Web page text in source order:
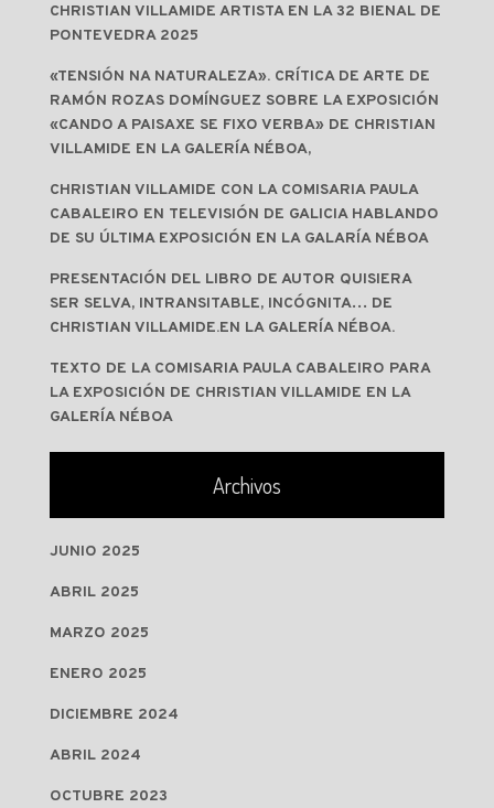
CHRISTIAN VILLAMIDE ARTISTA EN LA 32 BIENAL DE
PONTEVEDRA 2025
«TENSIÓN NA NATURALEZA». CRÍTICA DE ARTE DE
RAMÓN ROZAS DOMÍNGUEZ SOBRE LA EXPOSICIÓN
«CANDO A PAISAXE SE FIXO VERBA» DE CHRISTIAN
VILLAMIDE EN LA GALERÍA NÉBOA,
CHRISTIAN VILLAMIDE CON LA COMISARIA PAULA
CABALEIRO EN TELEVISIÓN DE GALICIA HABLANDO
DE SU ÚLTIMA EXPOSICIÓN EN LA GALARÍA NÉBOA
PRESENTACIÓN DEL LIBRO DE AUTOR QUISIERA
SER SELVA, INTRANSITABLE, INCÓGNITA… DE
CHRISTIAN VILLAMIDE.EN LA GALERÍA NÉBOA.
TEXTO DE LA COMISARIA PAULA CABALEIRO PARA
LA EXPOSICIÓN DE CHRISTIAN VILLAMIDE EN LA
GALERÍA NÉBOA
Archivos
JUNIO 2025
ABRIL 2025
MARZO 2025
ENERO 2025
DICIEMBRE 2024
ABRIL 2024
OCTUBRE 2023